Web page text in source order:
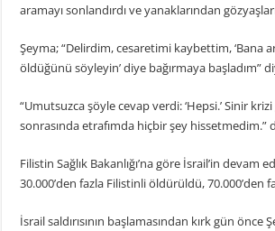
aramayı sonlandırdı ve yanaklarından
Şeyma; “Delirdim, cesaretimi kaybettim, ‘Bana
öldüğünü söyleyin’ diye bağırmaya başladım”
“Umutsuzca şöyle cevap verdi: ‘Hepsi.’ Sinir
sonrasında etrafımda hiçbir şey hissetmedim.”
Filistin Sağlık Bakanlığı’na göre İsrail’in devam
30.000’den fazla Filistinli öldürüldü, 70.000’den
İsrail saldırısının başlamasından kırk gün önce